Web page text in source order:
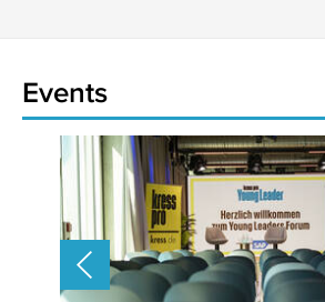
Events